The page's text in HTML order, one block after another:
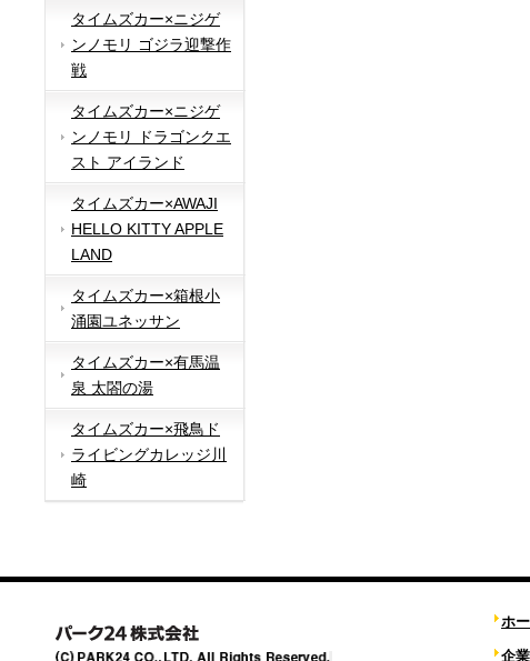
タイムズカー×ニジゲ
ンノモリ ゴジラ迎撃作
戦
タイムズカー×ニジゲ
ンノモリ ドラゴンクエ
スト アイランド
タイムズカー×AWAJI
HELLO KITTY APPLE
LAND
タイムズカー×箱根小
涌園ユネッサン
タイムズカー×有馬温
泉 太閤の湯
タイムズカー×飛鳥ド
ライビングカレッジ川
崎
ホ
企